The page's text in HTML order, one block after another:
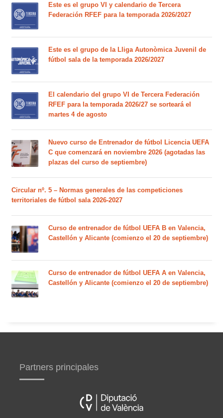
Este es el grupo VI y calendario de Tercera
Federación RFEF para la temporada 2026/2027
Este es el grupo de la Lliga Autonòmica Juvenil de
fútbol sala de la temporada 2026/2027
El calendario del grupo VI de Tercera Federación
RFEF para la temporada 2026/27 se sorteará el
martes 4 de agosto
Nuevo curso de Entrenador de fútbol Licencia UEFA
C que comenzará en noviembre 2026 (agotadas las
plazas del curso de septiembre)
Circular nº. 5 – Normas generales de las competiciones
territoriales de fútbol sala 2026-2027
Curso de entrenador de fútbol UEFA B en Valencia,
Castellón y Alicante (comienzo el 20 de septiembre)
Curso de entrenador de fútbol UEFA A en Valencia,
Castellón y Alicante (comienzo el 20 de septiembre)
Partners principales